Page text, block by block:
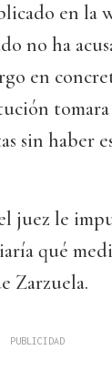
en la
no ha
en
sin haber
juez le
qué
Zarzuela.